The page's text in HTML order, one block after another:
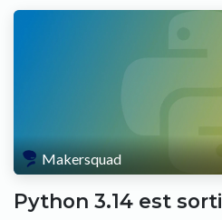
Makersquad
Python 3.14 est sorti